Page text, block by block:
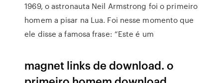
1969, o astronauta Neil Armstrong foi o primeiro
homem a pisar na Lua. Foi nesse momento que
ele disse a famosa frase: “Este é um
magnet links de download. o